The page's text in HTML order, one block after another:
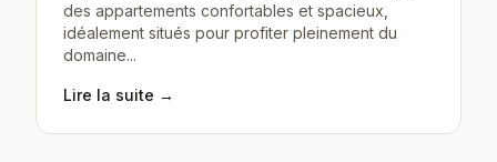
des appartements confortables et spacieux,
idéalement situés pour profiter pleinement du
domaine...
Lire la suite →